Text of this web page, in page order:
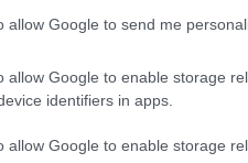
allow Google to send me
allow Google to enable storage
identifiers in apps.
allow Google to enable storage
2-1 (25’ αυτ. Ενρίκε,